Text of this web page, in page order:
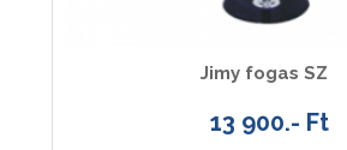
Jimy fogas SZ
13 900.- Ft